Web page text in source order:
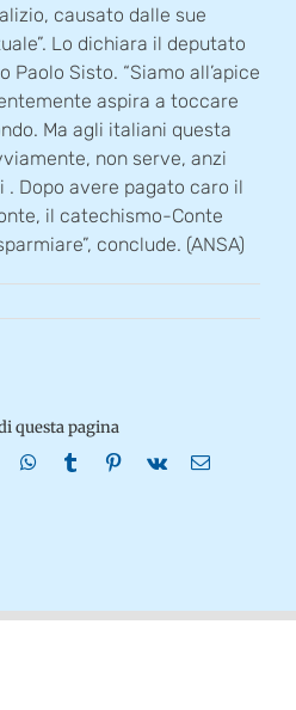
causato dalle sue
Lo dichiara il deputato
Paolo Sisto. “Siamo all’apice
aspira a toccare
Ma agli italiani questa
non serve, anzi
Dopo avere pagato caro il
il catechismo-Conte
conclude. (ANSA)
questa pagina
WhatsApp
TumblrPinterest
Vk Email